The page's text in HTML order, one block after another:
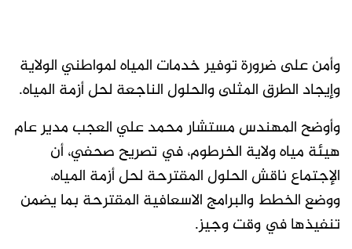
وأمن على ضرورة توفير خدمات المياه لمواطني الولاية
وإيجاد الطرق المثلى والحلول الناجعة لحل أزمة المياه.
وأوضح المهندس مستشار محمد علي العجب مدير عام
هيئة مياه ولاية الخرطوم، في تصريح صحفي، أن
الإجتماع ناقش الحلول المقترحة لحل أزمة المياه،
ووضع الخطط والبرامج الاسعافية المقترحة بما يضمن
تنفيذها في وقت وجيز.